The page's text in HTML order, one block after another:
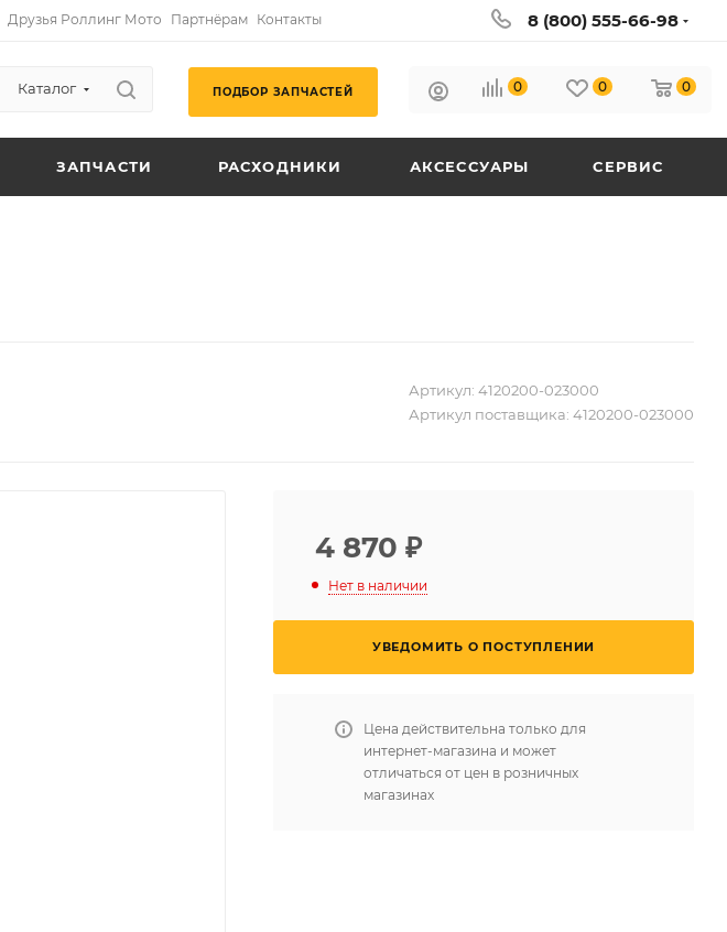
Друзья Роллинг Мото Партнёрам Контакты 8 (800) 555-66-98
Каталог ПОДБОР ЗАПЧАСТЕЙ 0 0 0
ЗАПЧАСТИ РАСХОДНИКИ АКСЕССУАРЫ СЕРВИС
Артикул: 4120200-023000
Артикул поставщика: 4120200-023000
4 870 ₽
Нет в наличии
УВЕДОМИТЬ О ПОСТУПЛЕНИИ
Цена действительна только для
интернет-магазина и может
отличаться от цен в розничных
магазинах